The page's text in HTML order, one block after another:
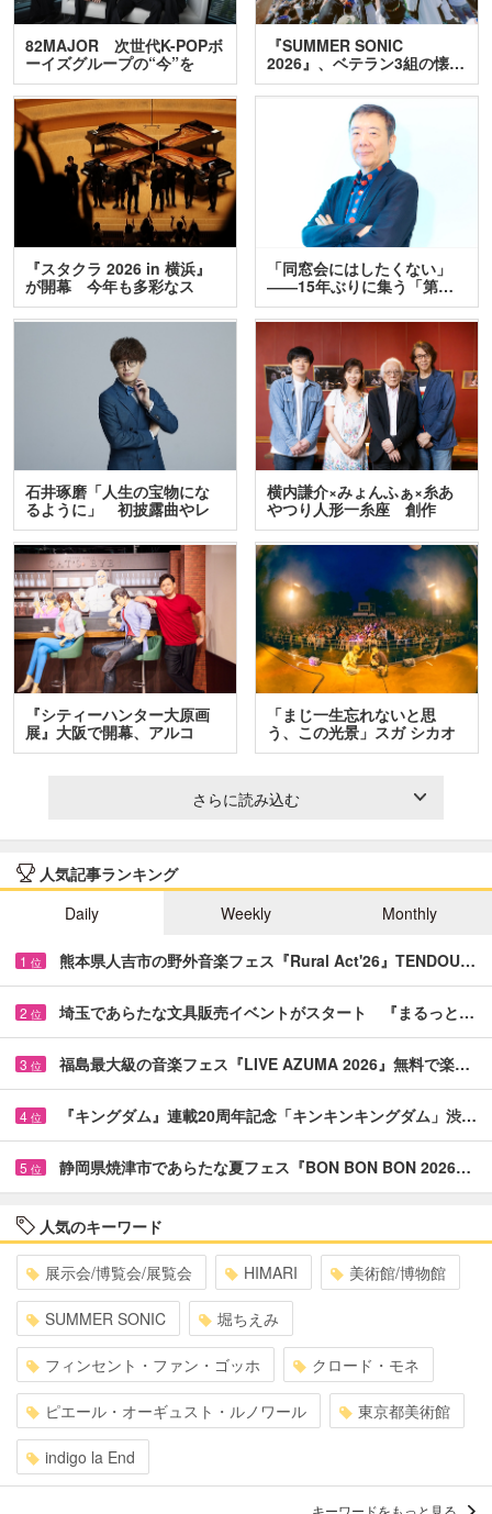
82MAJOR 次世代K-POPボ
ーイズグループの“今”を
訊…
『SUMMER SONIC
2026』、ベテラン3組の懐…
『スタクラ 2026 in 横浜』
が開幕 今年も多彩なス
テ…
「同窓会にはしたくない」
――15年ぶりに集う「第…
石井琢磨「人生の宝物にな
るように」 初披露曲やレ
ア…
横内謙介×みょんふぁ×糸あ
やつり人形一糸座 創作
人…
『シティーハンター大原画
展』大阪で開幕、アルコ
＆…
「まじ一生忘れないと思
う、この光景」スガ シカオ
と…
さらに読み込む
人気記事ランキング
Daily
Weekly Monthly
1 位 熊本県人吉市の野外音楽フェス『Rural Act'26』TENDOU…
2 位 埼玉であらたな文具販売イベントがスタート 『まるっと…
3 位 福島最大級の音楽フェス『LIVE AZUMA 2026』無料で楽…
4 位 『キングダム』連載20周年記念「キンキンキングダム」渋…
5 位 静岡県焼津市であらたな夏フェス『BON BON BON 2026…
人気のキーワード
展示会/博覧会/展覧会 HIMARI 美術館/博物館
SUMMER SONIC 堀ちえみ
フィンセント・ファン・ゴッホ クロード・モネ
ピエール・オーギュスト・ルノワール 東京都美術館
indigo la End
キーワードをもっと見る